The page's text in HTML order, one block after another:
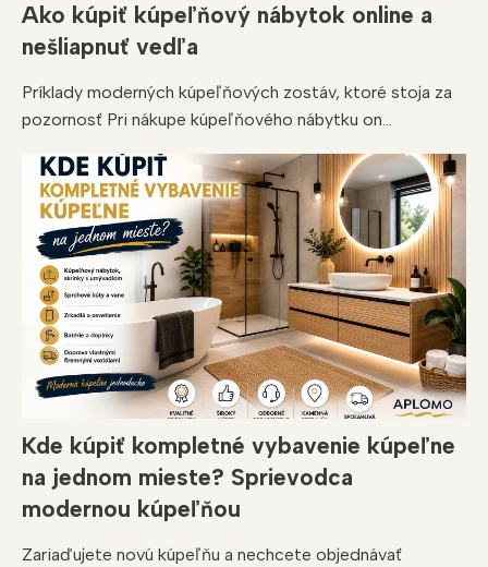
Ako kúpiť kúpeľňový nábytok online a
nešliapnuť vedľa
Príklady moderných kúpeľňových zostáv, ktoré stoja za
pozornosť Pri nákupe kúpeľňového nábytku on...
Kde kúpiť kompletné vybavenie kúpeľne
na jednom mieste? Sprievodca
modernou kúpeľňou
Zariaďujete novú kúpeľňu a nechcete objednávať